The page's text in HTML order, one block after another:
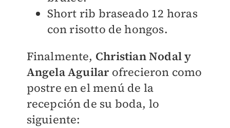
Short rib braseado 12 horas
con risotto de hongos.
Finalmente, Christian Nodal y
Angela Aguilarofrecieron como
postre en el menú de la
recepción de su boda, lo
siguiente: